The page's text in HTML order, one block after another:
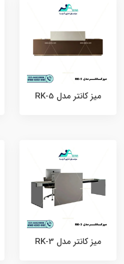
میز کانتر مدل RK-5
میز کانتر مدل RK-3